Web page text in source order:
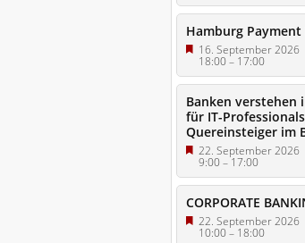
Hamburg
16. September 2026
18:00– 17:00
Banken verstehen
für IT-
Quereinsteiger im
22. September 2026
9:00–17:00
CORPORATE
22. September 2026
10:00– 18:00